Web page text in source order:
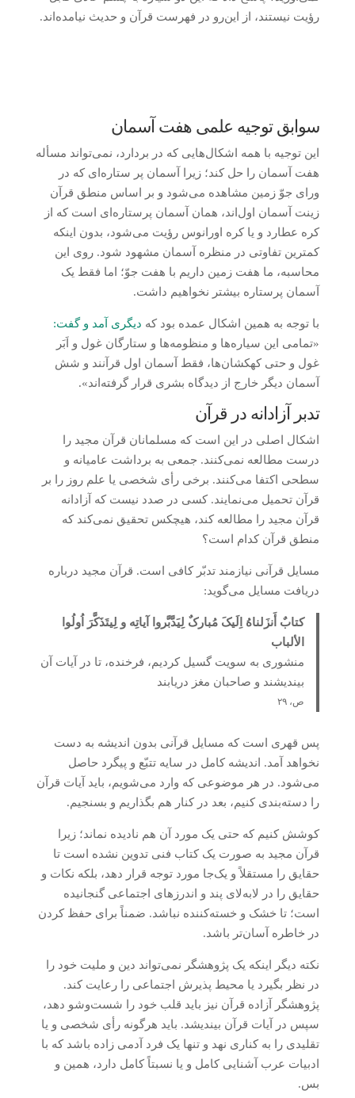
رؤیت نیستند، از این‌رو در فهرست قرآن و حدیث نیامده‌اند.
سوابق توجیه علمی هفت آسمان
این توجیه با همه اشکال‌هایی که در بردارد، نمی‌تواند مسأله
هفت آسمان را حل کند؛ زیرا آسمان پر ستاره‌ای که در
ورای جوّ زمین مشاهده می‌شود و بر اساس منطق قرآن
زینت آسمان اول‌اند، همان آسمان پرستاره‌ای است که از
کره عطارد و یا کره اورانوس رؤیت می‌شود، بدون اینکه
کمترین تفاوتی در منظره آسمان مشهود شود. روی این
محاسبه، ما هفت زمین داریم با هفت جوّ؛ اما فقط یک
آسمان پرستاره بیشتر نخواهیم داشت.
با توجه به همین اشکال عمده بود که دیگری آمد و گفت:
«تمامی این سیاره‌ها و منظومه‌ها و ستارگان غول و اَبَر
غول و حتی کهکشان‌ها، فقط آسمان اول قرآنند و شش
آسمان دیگر خارج از دیدگاه بشری قرار گرفته‌اند».
تدبر آزادانه در قرآن
اشکال اصلی در این است که مسلمانان قرآن مجید را
درست مطالعه نمی‌کنند. جمعی به برداشت عامیانه و
سطحی اکتفا می‌کنند. برخی رأی شخصی یا علم روز را بر
قرآن تحمیل می‌نمایند. کسی در صدد نیست که آزادانه
قرآن مجید را مطالعه کند، هیچکس تحقیق نمی‌کند که
منطق قرآن کدام است؟
مسایل قرآنی نیازمند تدبّر کافی است. قرآن مجید درباره
دریافت مسایل می‌گوید:
کتابٌ أَنزَلناهُ اِلَیکَ مُبارکٌ لِیَدَّبَّروا آیاتِه و لِیتَذَکَّرَ اُولُوا
الألباب
منشوری به سویت گسیل کردیم، فرخنده، تا در آیات آن
بیندیشند و صاحبان مغز دریابند
ص، ۲۹
پس قهری است که مسایل قرآنی بدون اندیشه به دست
نخواهد آمد. اندیشه کامل در سایه تتبّع و پیگرد حاصل
می‌شود. در هر موضوعی که وارد می‌شویم، باید آیات قرآن
را دسته‌بندی کنیم، بعد در کنار هم بگذاریم و بسنجیم.
کوشش کنیم که حتی یک مورد آن هم نادیده نماند؛ زیرا
قرآن مجید به صورت یک کتاب فنی تدوین نشده است تا
حقایق را مستقلاً و یک‌جا مورد توجه قرار دهد، بلکه نکات و
حقایق را در لابه‌لای پند و اندرزهای اجتماعی گنجانیده
است؛ تا خشک و خسته‌کننده نباشد. ضمناً برای حفظ کردن
در خاطره آسان‌تر باشد.
نکته دیگر اینکه یک پژوهشگر نمی‌تواند دین و ملیت خود را
در نظر بگیرد یا محیط پذیرش اجتماعی را رعایت کند.
پژوهشگر آزاده قرآن نیز باید قلب خود را شست‌وشو دهد،
سپس در آیات قرآن بیندیشد. باید هرگونه رأی شخصی و یا
تقلیدی را به کناری نهد و تنها یک فرد آدمی زاده باشد که با
ادبیات عرب آشنایی کامل و یا نسبتاً کامل دارد، همین و
بس.